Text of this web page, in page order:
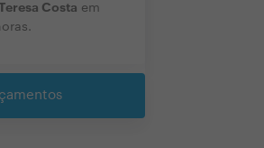
Costa em